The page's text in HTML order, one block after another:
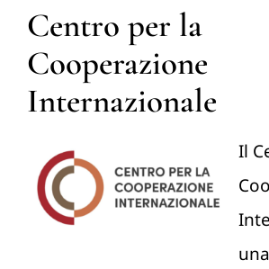
Centro per la
Cooperazione
Internazionale
Il
una